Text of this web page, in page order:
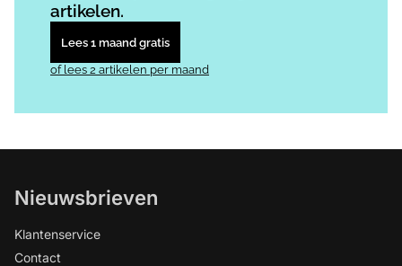
artikelen.
Lees 1 maand gratis
of lees 2 artikelen per maand
Nieuwsbrieven
Klantenservice
Contact